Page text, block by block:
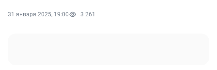
31 января 2025, 19:00 3 261